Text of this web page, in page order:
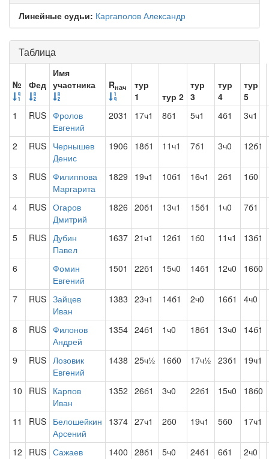
Линейные судьи: Каргаполов Александр
Таблица
№ Фед
Имя
участника
Rнач
тур
1
тур 2
тур
3
тур
4
тур
5
1
RUS Фролов
Евгений
2031 17ч1 8б1 5ч1 4б1 3ч1
2 RUS Чернышев
Денис
1906 18б1 11ч1 7б1 3ч0 12б1
3 RUS Филиппова
Маргарита
1829 19ч1 10б1 16ч1 2б1 1б0
4 RUS Огаров
Дмитрий
1826 20б1 13ч1 15б1 1ч0 7б1
5 RUS Дубин
Павел
1637 21ч1 12б1 1б0 11ч1 13б1
6
Фомин
Евгений
1501 22б1 15ч0 14б1 12ч0 16б0
7 RUS Зайцев
Иван
1383 23ч1 14б1 2ч0 16б1 4ч0
8 RUS Филонов
Андрей
1354 24б1 1ч0 18б1 13ч0 14б1
9 RUS Лозовик
Евгений
1438 25ч½ 16б0 17ч½ 23б1 19ч1
10 RUS Карпов
Иван
1352 26б1 3ч0 22б1 15ч0 18б0
11 RUS Белошейкин
Арсений
1374 27ч1 2б0 19ч1 5б0 17ч1
12 RUS Сажаев
1400 28б1 5ч0 24б1 6б1 2ч0